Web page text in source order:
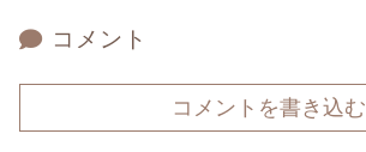
コメント
コメントを書き込む